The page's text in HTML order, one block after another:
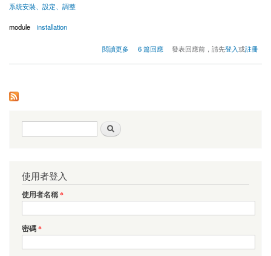
系統安裝、設定、調整
module installation
閱讀更多 6 篇回應 發表回應前，請先登入或註冊
搜尋表單
使用者登入
使用者名稱*
密碼*